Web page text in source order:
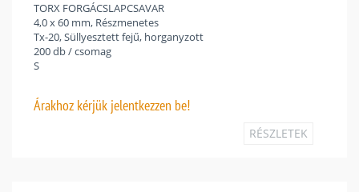
TORX FORGÁCSLAPCSAVAR
4,0 x 60 mm, Részmenetes
Tx-20, Süllyesztett fejű, horganyzott
200 db / csomag
S
Árakhoz kérjük jelentkezzen be!
RÉSZLETEK